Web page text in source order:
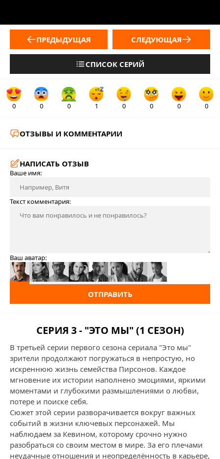
ПРЕДЫДУЩАЯ
СПИСОК СЕРИЙ
СЛЕДУЮЩАЯ
0 0 0 1 0 0 0 0
ОТЗЫВЫ И КОММЕНТАРИИ
НАПИСАТЬ ОТЗЫВ
Ваше имя:
Текст комментария:
Ваш аватар:
ОТПРАВИТЬ
СЕРИЯ 3 - "ЭТО МЫ" (1 СЕЗОН)
В третьей серии первого сезона сериала "Это мы"
зрители продолжают погружаться в непростую, но
искреннюю жизнь семейства Пирсонов. Каждое
мгновение их истории наполнено эмоциями, яркими
моментами и глубокими размышлениями о любви,
потере и поиске себя.
Сюжет этой серии разворачивается вокруг важных
событий в жизни ключевых персонажей. Мы
наблюдаем за Кевином, которому срочно нужно
разобраться со своим местом в мире. За его плечами
неудачные отношения и неопределённость в карьере,